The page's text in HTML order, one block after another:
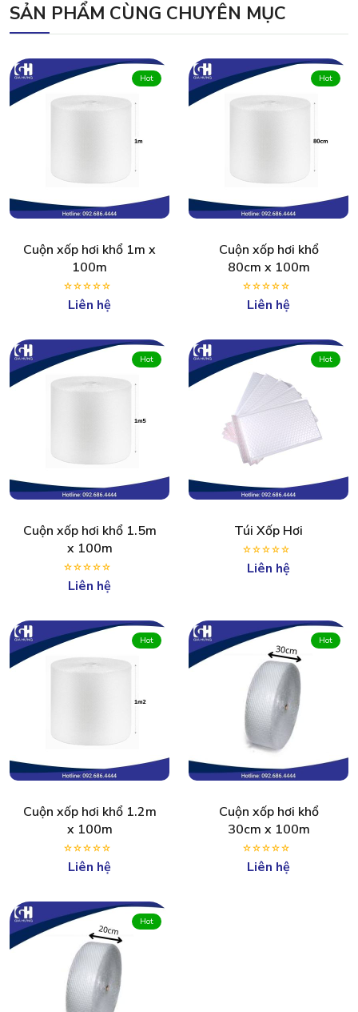
SẢN PHẨM CÙNG CHUYÊN MỤC
Hot
Cuộn xốp hơi khổ 1m x
100m
Liên hệ
Hot
Cuộn xốp hơi khổ
80cm x 100m
Liên hệ
Hot
Cuộn xốp hơi khổ 1.5m
x 100m
Liên hệ
Hot
Túi Xốp Hơi
Liên hệ
Hot
Cuộn xốp hơi khổ 1.2m
x 100m
Liên hệ
Hot
Cuộn xốp hơi khổ
30cm x 100m
Liên hệ
Hot